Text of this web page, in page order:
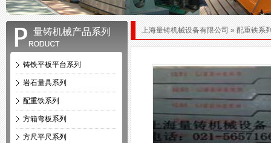
量铸机械产品系列
铸铁平板平台系列
岩石量具系列
配重铁系列
方箱弯板系列
方尺平尺系列
上海量铸机械设备有限公司 » 配重铁系